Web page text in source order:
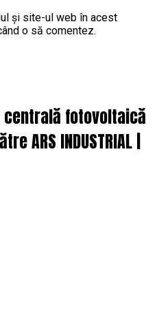
și site-ul web în acest
o să comentez.
centrală fotovoltaică
ARS INDUSTRIAL |